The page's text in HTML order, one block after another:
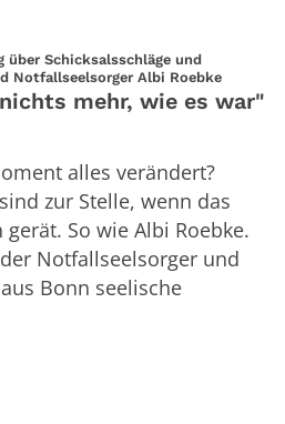
über Schicksalsschläge und
Notfallseelsorger Albi Roebke:
mehr, wie es war"
alles verändert?
zur Stelle, wenn das
So wie Albi Roebke.
Notfallseelsorger und
Bonn seelische